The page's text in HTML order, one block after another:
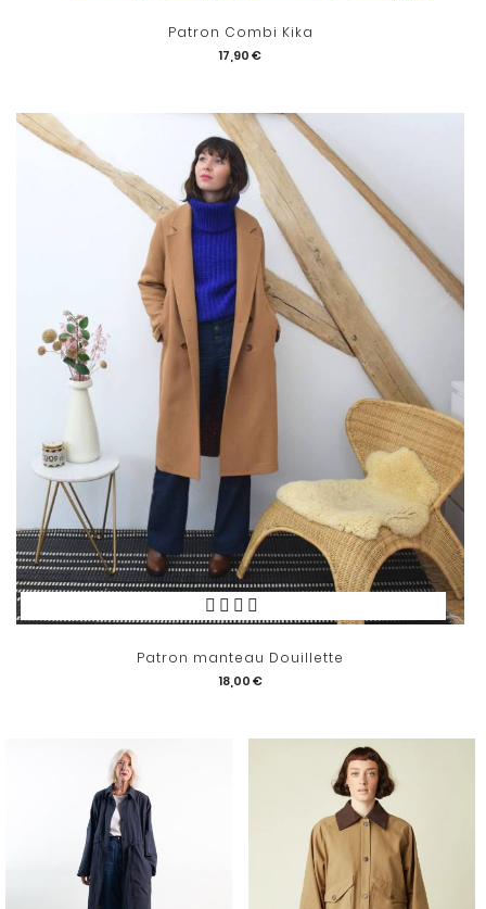
Patron Combi Kika
17,90 €
Patron manteau Douillette
18,00 €